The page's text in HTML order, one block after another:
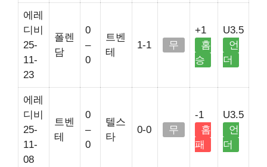
에레
디비
25-
11-
23
폴렌
담
0
–
0
트벤
테
1-1 무
+1
홈
승
U3.5
언
더
에레
디비
25-
11-
08
트벤
테
0
–
0
텔스
타
0-0 무
-1
홈
패
U3.5
언
더